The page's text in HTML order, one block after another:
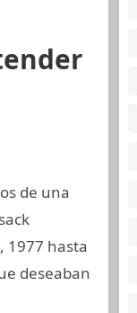
de una
1977 hasta
deseaban